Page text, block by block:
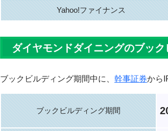
Yahoo!ファイナンス
ダイヤモンドダイニングのブッ
ブックビルディング期間中に、 幹事証券から
ブックビルディング期間